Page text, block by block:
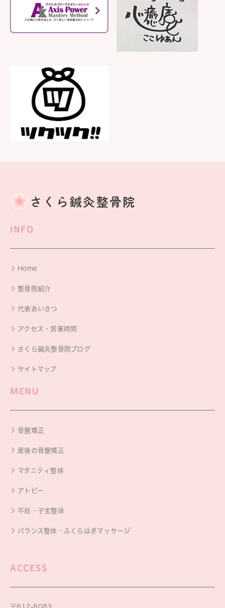
INFO
Home
整骨院紹介
代表あいさつ
アクセス・営業時間
さくら鍼灸整骨院ブログ
サイトマップ
MENU
骨盤矯正
産後の骨盤矯正
マタニティ整体
アトピー
不妊・子宝整体
バランス整体・ふくらはぎマッサージ
ACCESS
〒612-8083